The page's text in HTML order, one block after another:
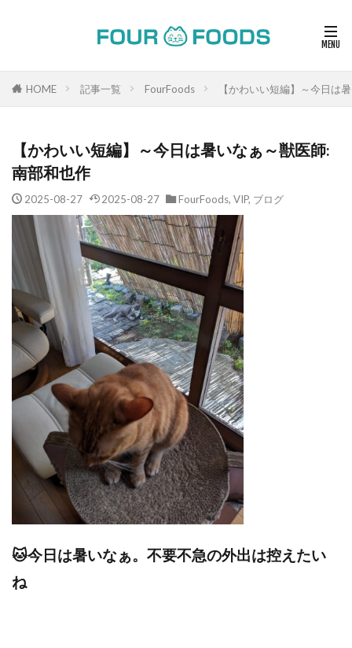
HOME 記事一覧 FourFoods 【かわいい短編】～今日は
【かわいい短編】～今日は暑いなぁ～獣医師:
南部和也作
2025-08-27 2025-08-27 FourFoods, VIP, ブログ
🐱今日は暑いなぁ。不要不急の外出は控えたい
ね